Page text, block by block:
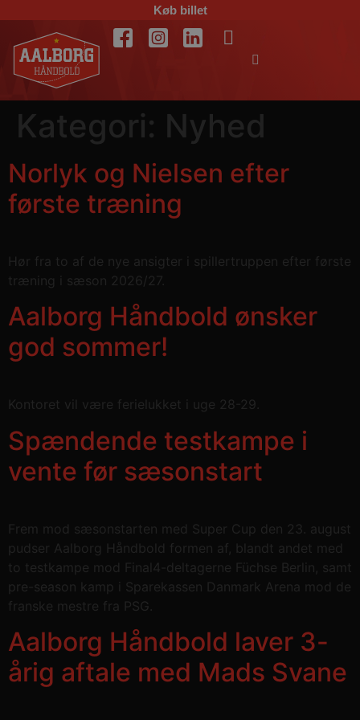
Køb billet
Kategori: Nyhed
Norlyk og Nielsen efter
første træning
Hør fra to af de nye ansigter i spillertruppen efter første
træning i sæson 2026/27.
Aalborg Håndbold ønsker
god sommer!
Kontoret vil være ferielukket i uge 28-29.
Spændende testkampe i
vente før sæsonstart
Frem mod sæsonstarten med Super Cup den 23. august
pudser Aalborg Håndbold formen af, blandt andet med
to testkampe mod Final4-deltagerne Füchse Berlin, samt
pre-season kamp i Sparekassen Danmark Arena mod de
franske mestre fra PSG.
Aalborg Håndbold laver 3-
årig aftale med Mads Svane